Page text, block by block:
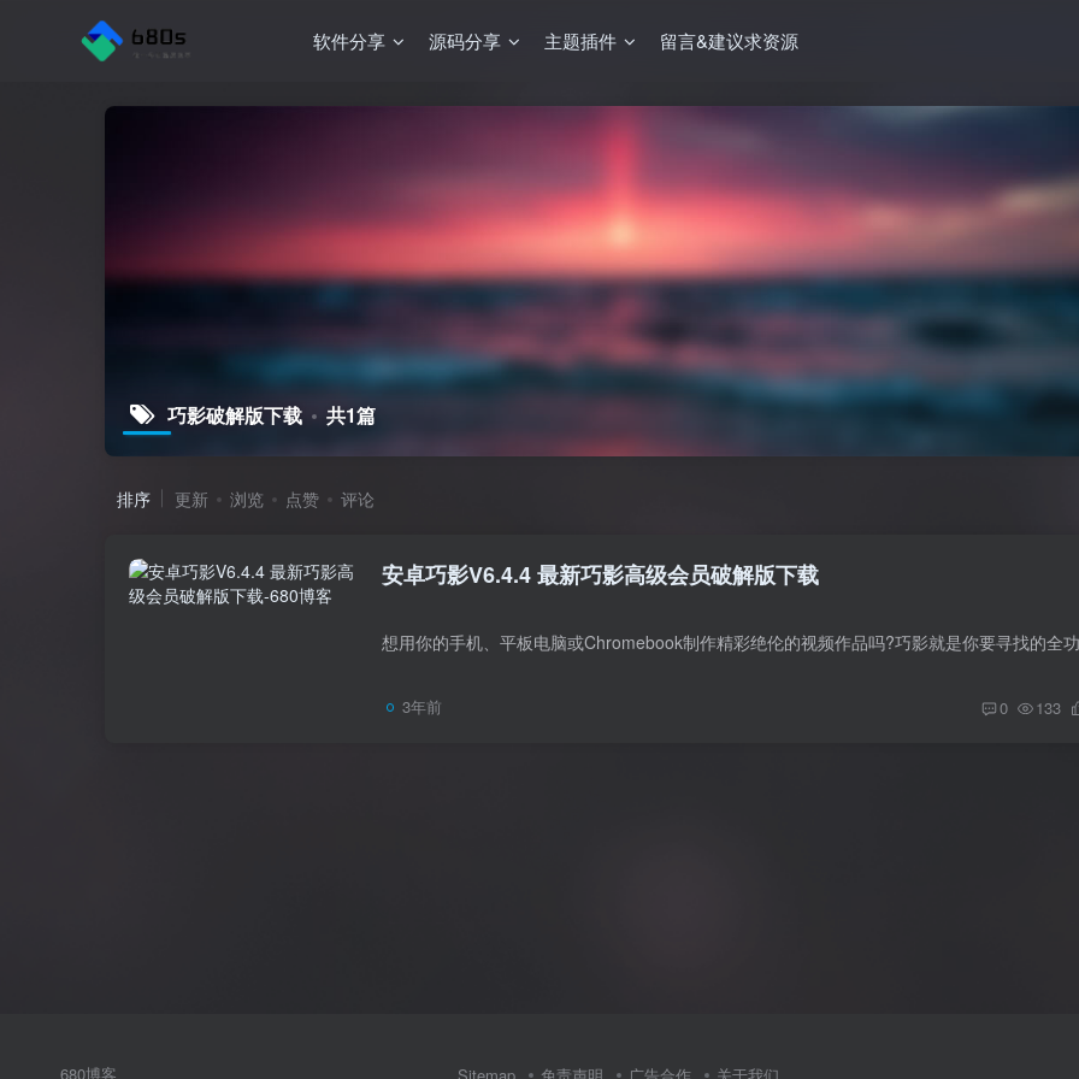
软件分享 源码分享 主题插件 留言&建议求资源
巧影破解版下载 共1篇
排序 更新 浏览 点赞 评论
安卓巧影V6.4.4 最新巧影高级会员破解版下载
3年前 0 133
680博客 Sitemap 免责声明 广告合作 关于我们